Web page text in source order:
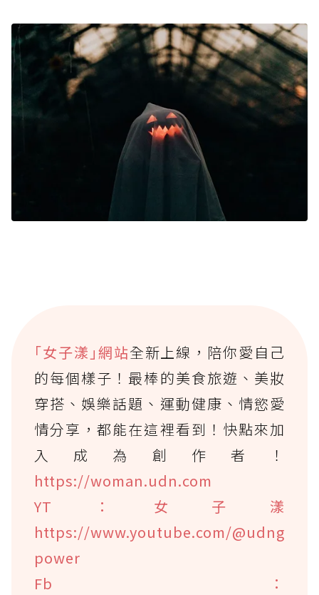
｢女子漾｣網站全新上線，陪你愛自己
的每個樣子！最棒的美食旅遊、美妝
穿搭、娛樂話題、運動健康、情慾愛
情分享，都能在這裡看到！快點來加
入成為創作者！
https://woman.udn.com
YT：女子漾
https://www.youtube.com/@udng
power
Fb：